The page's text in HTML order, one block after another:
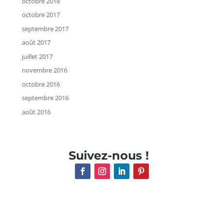
octobre 2017
septembre 2017
août 2017
juillet 2017
novembre 2016
octobre 2016
septembre 2016
août 2016
Suivez-nous !